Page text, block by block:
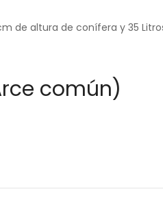
de altura de conífera y 35
común)